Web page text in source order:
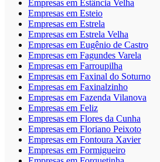
Empresas em Estância Velha
Empresas em Esteio
Empresas em Estrela
Empresas em Estrela Velha
Empresas em Eugênio de Castro
Empresas em Fagundes Varela
Empresas em Farroupilha
Empresas em Faxinal do Soturno
Empresas em Faxinalzinho
Empresas em Fazenda Vilanova
Empresas em Feliz
Empresas em Flores da Cunha
Empresas em Floriano Peixoto
Empresas em Fontoura Xavier
Empresas em Formigueiro